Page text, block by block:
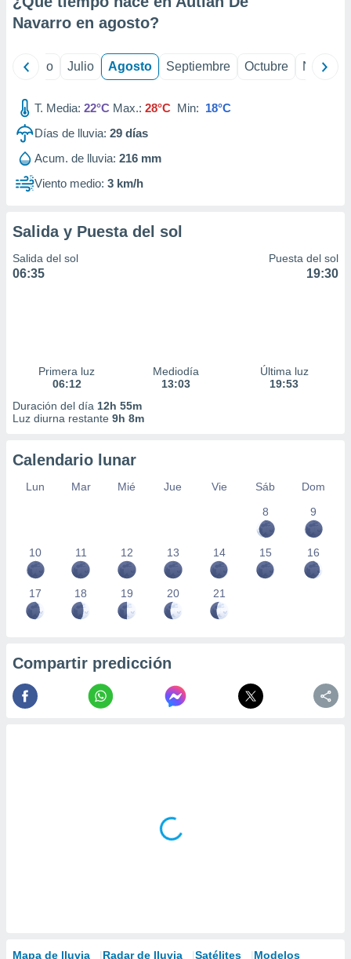
e
publicidad
publicidad
de
Navarro en agosto?
Junio Julio Agosto Septiembre Octubre
T. Media: 22°C Max.: 28°C Min: 18°C
Días de lluvia: 29 días
Acum. de lluvia: 216 mm
Viento medio: 3 km/h
Salida y Puesta del sol
Salida del sol
06:35
Puesta del sol
19:30
Primera luz
06:12
Mediodía
13:03
Última luz
19:53
Duración del día 12h 55m
Luz diurna restante 9h 8m
Calendario lunar
Lun Mar Mié Jue Vie Sáb
Dom
8
9
10 11 12 13 14 15 16
17 18 19 20 21
Compartir predicción
Mapa de lluvia Radar de lluvia Satélites Modelos